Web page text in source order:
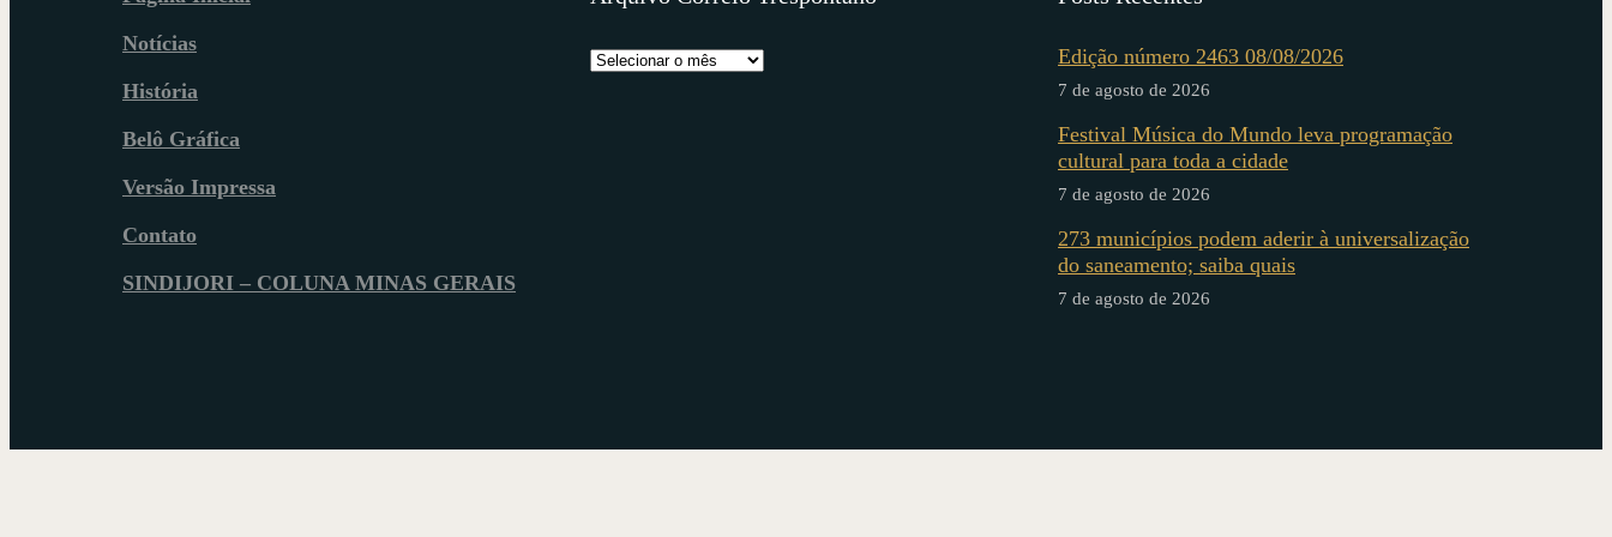
Notícias
História
Belô Gráfica
Versão Impressa
Contato
SINDIJORI – COLUNA MINAS GERAIS
Edição número 2463 08/08/2026
7 de agosto de 2026
Festival Música do Mundo leva programação
cultural para toda a cidade
7 de agosto de 2026
273 municípios podem aderir à universalização
do saneamento; saiba quais
7 de agosto de 2026